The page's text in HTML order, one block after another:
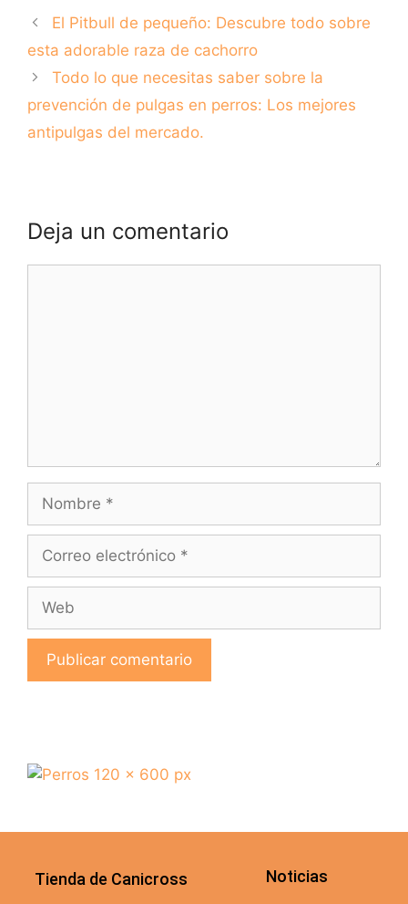
El Pitbull de pequeño: Descubre todo sobre
esta adorable raza de cachorro
Todo lo que necesitas saber sobre la
prevención de pulgas en perros: Los mejores
antipulgas del mercado.
Deja un comentario
Tienda de Canicross Noticias